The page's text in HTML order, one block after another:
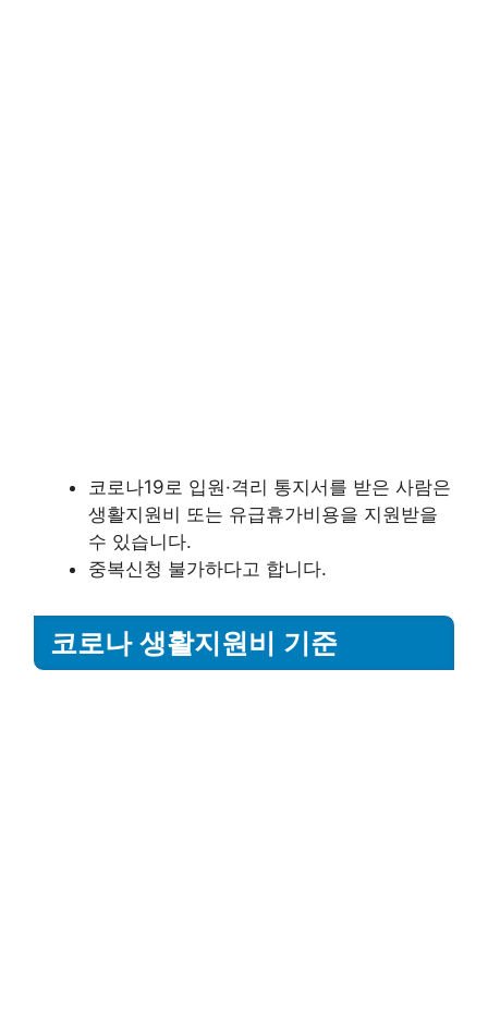
코로나19로 입원·격리 통지서를 받은 사람은
생활지원비 또는 유급휴가비용을 지원받을
수 있습니다.
중복신청 불가하다고 합니다.
코로나 생활지원비 기준